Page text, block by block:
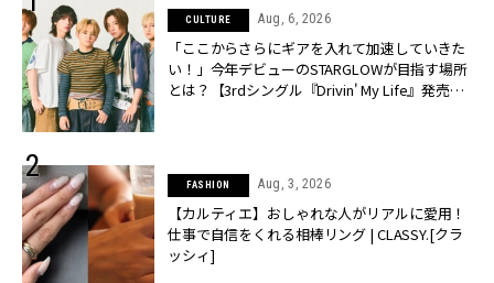
CULTURE Aug, 6, 2026
「ここからさらにギアを入れて加速していきた
い！」今年デビューのSTARGLOWが目指す場所
とは？【3rdシングル『Drivin' My Life』発売】 |
FASHION Aug, 3, 2026
【カルティエ】おしゃれな人がリアルに愛用！
仕事で自信をくれる相棒リング | CLASSY.[クラ
ッシィ]